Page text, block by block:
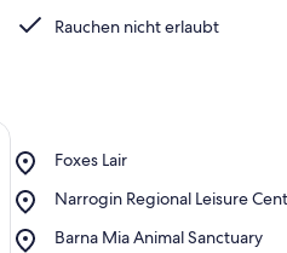
Rauchen nicht erlaubt
Foxes Lair
Place,
Lair
Narrogin Regional Leisure
Place,
Regional
Barna Mia Animal Sanctuary
Place,